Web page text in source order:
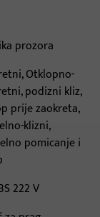
prozora
Otklopno-
podizni kliz,
prije zaokreta,
klizni,
pomicanje i
222 V